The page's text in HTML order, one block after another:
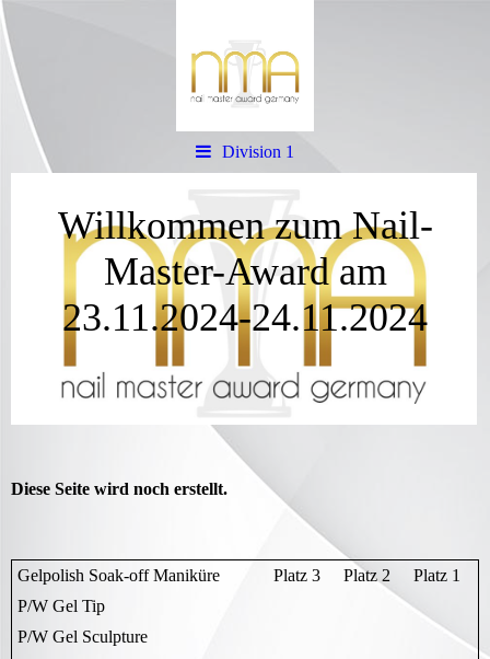
Division 1
Willkommen zum Nail-
Master-Award am
23.11.2024-24.11.2024
Diese Seite wird noch erstellt.
Gelpolish Soak-off Maniküre Platz 3 Platz 2
Platz 1
P/W Gel Tip
P/W Gel Sculpture